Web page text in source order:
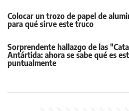
Colocar un trozo de papel de
para qué sirve este truco
Sorprendente hallazgo de las
Antártida: ahora se sabe qué es
puntualmente